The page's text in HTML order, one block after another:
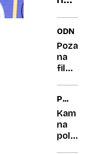
191
cm,
a se
pri
nas
na
srečne
zveze
je v
drobni
ODDIH
Kam
na
poletni